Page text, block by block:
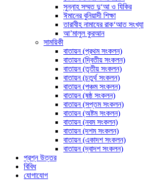
সুন্নাহ সম্মত দু‘আ ও যিকির
ঈমানের বুনিয়াদী শিক্ষা
তারাবীহ নামাযের রাক‘আত সংখ্যা
আ’মালুল কুরআন
সাময়িকী
বাতায়ন (প্রথম সংকলন)
বাতায়ন (দ্বিতীয় সংকলন)
বাতায়ন (তৃতীয় সংকলন)
বাতায়ন (চতুর্থ সংকলন)
বাতায়ন (পঞ্চম সংকলন)
বাতায়ন (ষষ্ঠ সংকলন)
বাতায়ন (সপ্তম সংকলন)
বাতায়ন (অষ্টম সংকলন)
বাতায়ন (নবম সংকলন)
বাতায়ন (দশম সংকলন)
বাতায়ন (একাদশ সংকলন)
বাতায়ন (দ্বাদশ সংকলন)
প্রশ্ন উত্তর
বিবিধ
যোগাযোগ